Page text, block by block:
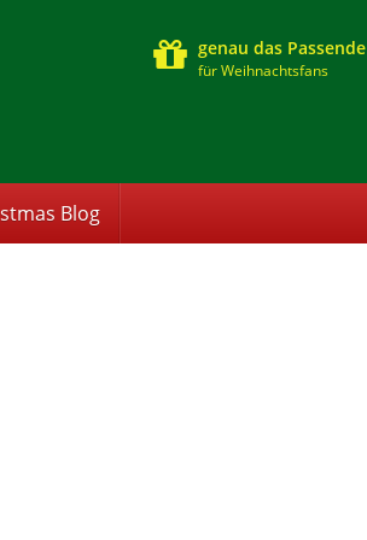
genau das Passende
für Weihnachtsfans
Blog